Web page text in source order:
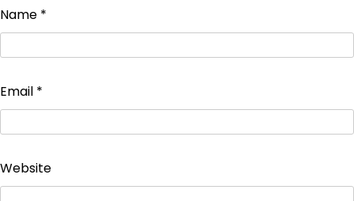
Name *
Email *
Website